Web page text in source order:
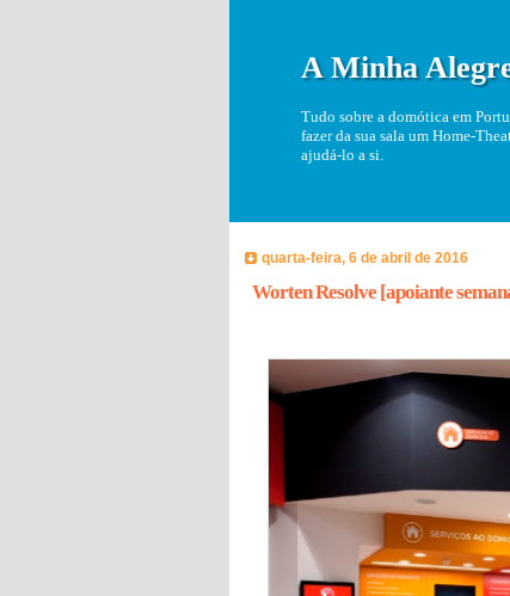
A Minha
Tudo sobre a domótica em
fazer da sua sala um Home-
ajudá-lo a si.
quarta-feira, 6 de abril de 2016
Worten Resolve [apoiante